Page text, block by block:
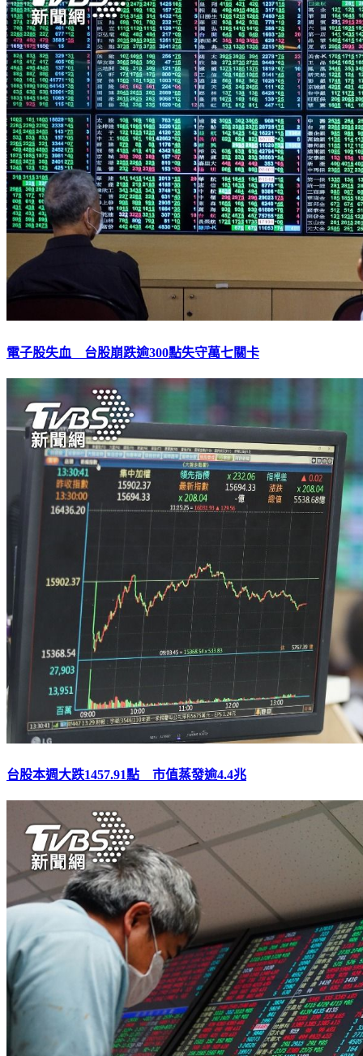
電子股失血 台股崩跌逾300點失守萬七關卡
台股本週大跌1457.91點 市值蒸發逾4.4兆